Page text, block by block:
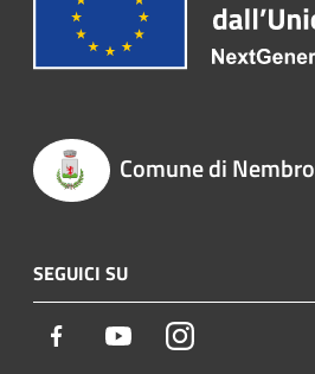
Comune di Nembro
SEGUICI SU
Facebook YoutubeInstagram